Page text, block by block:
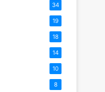
34
19
18
14
10
8